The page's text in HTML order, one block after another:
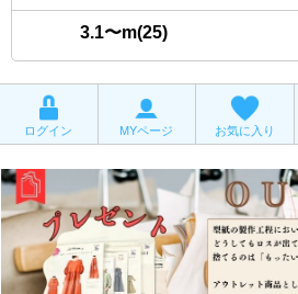
3.1〜m(25)
ログイン MYページ お気に入り